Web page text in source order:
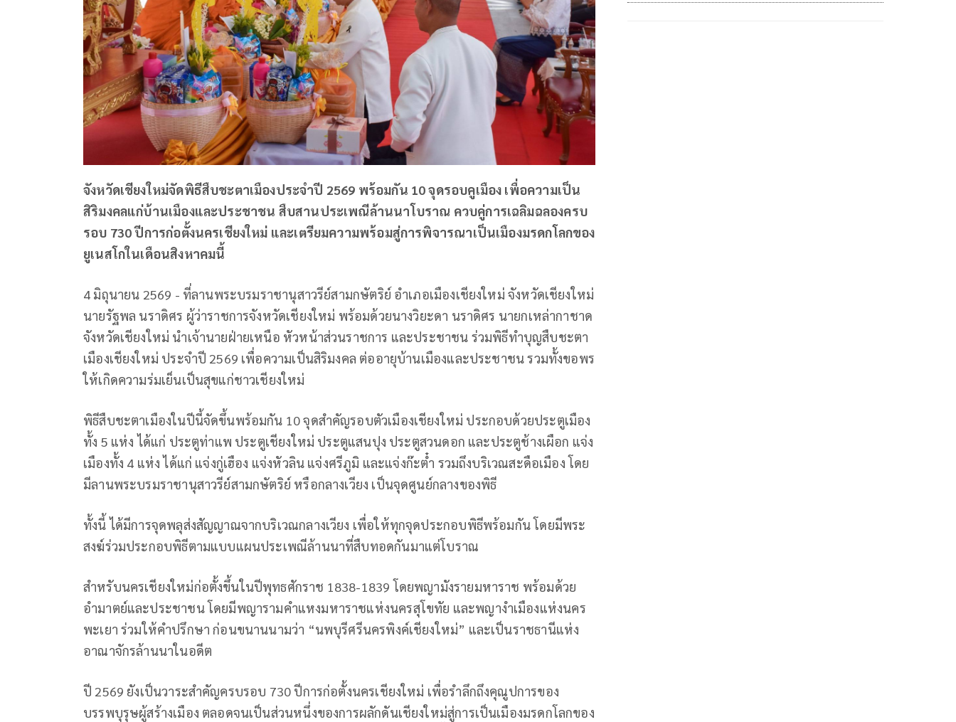
จังหวัดเชียงใหม่จัดพิธีสืบชะตาเมืองประจำปี 2569 พร้อมกัน 10 จุดรอบคูเมือง เพื่อความเป็น
สิริมงคลแก่บ้านเมืองและประชาชน สืบสานประเพณีล้านนาโบราณ ควบคู่การเฉลิมฉลองครบ
รอบ 730 ปีการก่อตั้งนครเชียงใหม่ และเตรียมความพร้อมสู่การพิจารณาเป็นเมืองมรดกโลกของ
ยูเนสโกในเดือนสิงหาคมนี้
4 มิถุนายน 2569 - ที่ลานพระบรมราชานุสาวรีย์สามกษัตริย์ อำเภอเมืองเชียงใหม่ จังหวัดเชียงใหม่
นายรัฐพล นราดิศร ผู้ว่าราชการจังหวัดเชียงใหม่ พร้อมด้วยนางวิยะดา นราดิศร นายกเหล่ากาชาด
จังหวัดเชียงใหม่ นำเจ้านายฝ่ายเหนือ หัวหน้าส่วนราชการ และประชาชน ร่วมพิธีทำบุญสืบชะตา
เมืองเชียงใหม่ ประจำปี 2569 เพื่อความเป็นสิริมงคล ต่ออายุบ้านเมืองและประชาชน รวมทั้งขอพร
ให้เกิดความร่มเย็นเป็นสุขแก่ชาวเชียงใหม่
พิธีสืบชะตาเมืองในปีนี้จัดขึ้นพร้อมกัน 10 จุดสำคัญรอบตัวเมืองเชียงใหม่ ประกอบด้วยประตูเมือง
ทั้ง 5 แห่ง ได้แก่ ประตูท่าแพ ประตูเชียงใหม่ ประตูแสนปุง ประตูสวนดอก และประตูช้างเผือก แจ่ง
เมืองทั้ง 4 แห่ง ได้แก่ แจ่งกู่เฮือง แจ่งหัวลิน แจ่งศรีภูมิ และแจ่งก๊ะต๋ำ รวมถึงบริเวณสะดือเมือง โดย
มีลานพระบรมราชานุสาวรีย์สามกษัตริย์ หรือกลางเวียง เป็นจุดศูนย์กลางของพิธี
ทั้งนี้ ได้มีการจุดพลุส่งสัญญาณจากบริเวณกลางเวียง เพื่อให้ทุกจุดประกอบพิธีพร้อมกัน โดยมีพระ
สงฆ์ร่วมประกอบพิธีตามแบบแผนประเพณีล้านนาที่สืบทอดกันมาแต่โบราณ
สำหรับนครเชียงใหม่ก่อตั้งขึ้นในปีพุทธศักราช 1838-1839 โดยพญามังรายมหาราช พร้อมด้วย
อำมาตย์และประชาชน โดยมีพญารามคำแหงมหาราชแห่งนครสุโขทัย และพญางำเมืองแห่งนคร
พะเยา ร่วมให้คำปรึกษา ก่อนขนานนามว่า “นพบุรีศรีนครพิงค์เชียงใหม่” และเป็นราชธานีแห่ง
อาณาจักรล้านนาในอดีต
ปี 2569 ยังเป็นวาระสำคัญครบรอบ 730 ปีการก่อตั้งนครเชียงใหม่ เพื่อรำลึกถึงคุณูปการของ
บรรพบุรุษผู้สร้างเมือง ตลอดจนเป็นส่วนหนึ่งของการผลักดันเชียงใหม่สู่การเป็นเมืองมรดกโลกของ